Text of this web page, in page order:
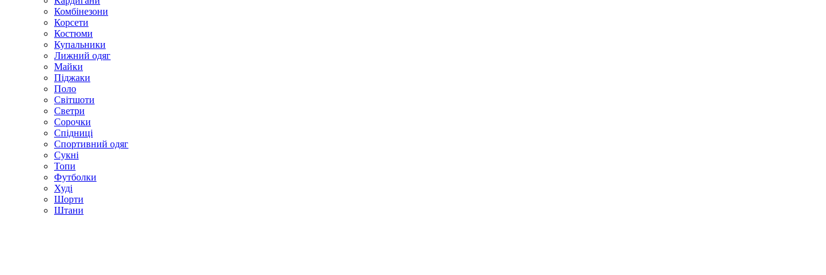
Комбінезони
Корсети
Костюми
Купальники
Лижний одяг
Майки
Піджаки
Поло
Світшоти
Светри
Сорочки
Спідниці
Спортивний одяг
Сукні
Топи
Футболки
Худі
Шорти
Штани